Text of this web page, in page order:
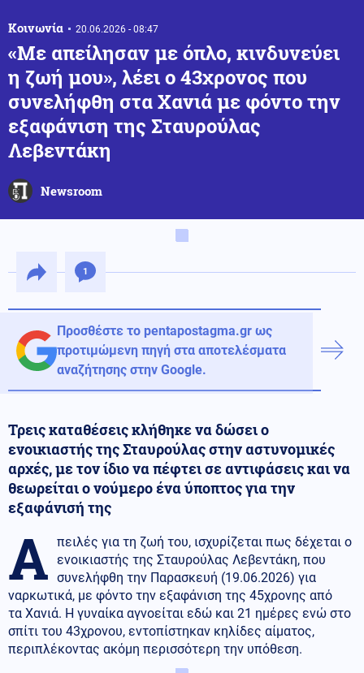
Κοινωνία 20.06.2026 - 08:47
«Με απείλησαν με όπλο, κινδυνεύει
η ζωή μου», λέει ο 43χρονος που
συνελήφθη στα Χανιά με φόντο την
εξαφάνιση της Σταυρούλας
Λεβεντάκη
Newsroom
1
Προσθέστε το pentapostagma.gr ως
προτιμώμενη πηγή στα αποτελέσματα
αναζήτησης στην Google.
Τρεις καταθέσεις κλήθηκε να δώσει ο
ενοικιαστής της Σταυρούλας στην αστυνομικές
αρχές, με τον ίδιο να πέφτει σε αντιφάσεις και να
θεωρείται ο νούμερο ένα ύποπτος για την
εξαφάνισή της
Α πειλές για τη ζωή του, ισχυρίζεται πως δέχεται ο
ενοικιαστής της Σταυρούλας Λεβεντάκη, που
συνελήφθη την Παρασκευή (19.06.2026) για
ναρκωτικά, με φόντο την εξαφάνιση της 45χρονης από
τα Χανιά. Η γυναίκα αγνοείται εδώ και 21 ημέρες ενώ στο
σπίτι του 43χρονου, εντοπίστηκαν κηλίδες αίματος,
περιπλέκοντας ακόμη περισσότερη την υπόθεση.